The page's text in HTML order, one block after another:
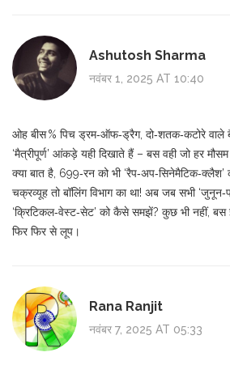
Ashutosh Sharma
नवंबर 1, 2025 AT 10:40
ओह बीस % पिच ड्रम‑ऑफ‑ड्रैग, दो‑शतक‑कटोरे वाले
‘मैत्रीपूर्ण’ आंकड़े यही दिखाते हैं – बस वही जो हर
क्या बात है, 699‑रन को भी
चक्रव्यूह तो बॉलिंग विभाग का था! अब जब सभी
‘क्रिटिकल‑वेस्ट‑सेट’ को कैसे समझें? कुछ भी नहीं,
फिर फिर से लूप।
Rana Ranjit
नवंबर 7, 2025 AT 05:33